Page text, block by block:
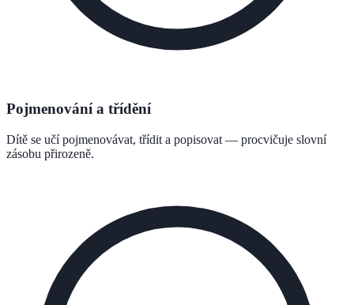
Pojmenování a třídění
Dítě se učí pojmenovávat, třídit a popisovat — procvičuje slovní
zásobu přirozeně.